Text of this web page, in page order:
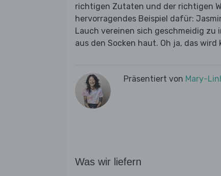
richtigen Zutaten und der richtigen
hervorragendes Beispiel dafür:
Lauch vereinen sich geschmeidig
aus den Socken haut. Oh ja, das wird
Präsentiert von Mary-
Was wir liefern